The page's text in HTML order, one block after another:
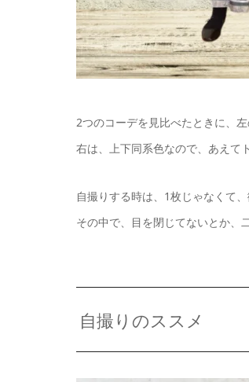
2つのコーデを見比べたときに、
右は、上下同系色なので、あえて
自撮りする時は、1枚じゃなくて
その中で、目を閉じてないとか、
自撮りのススメ